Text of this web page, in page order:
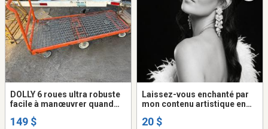
DOLLY 6 roues ultra robuste
facile à manœuvrer quand
toute surface aubaine 149$
149 $
Laissez-vous enchanté par
mon contenu artistique en
multi-disciplinaire du milieux
20 $